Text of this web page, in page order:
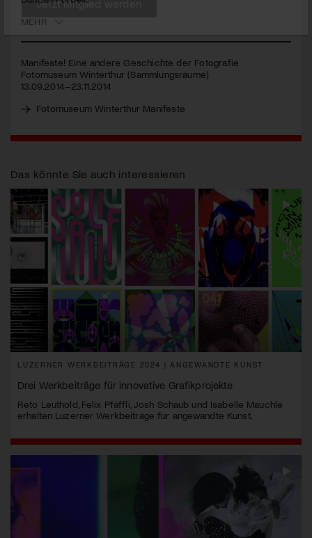
MEHR
Manifeste! Eine andere Geschichte der Fotografie
Fotomuseum Winterthur (Sammlungsräume)
13.09.2014–23.11.2014
Fotomuseum Winterthur Manifeste
Das könnte Sie auch interessieren
LUZERNER WERKBEITRÄGE 2024 | ANGEWANDTE KUNST
Drei Werkbeiträge für innovative Grafikprojekte
Reto Leuthold, Felix Pfäffli, Josh Schaub und Isabelle Mauchle
erhalten Luzerner Werkbeiträge für angewandte Kunst.